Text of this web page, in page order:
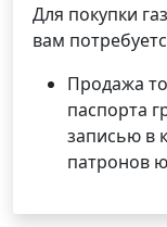
Для покупки
вам
Продажа
паспорта
записью в
патронов